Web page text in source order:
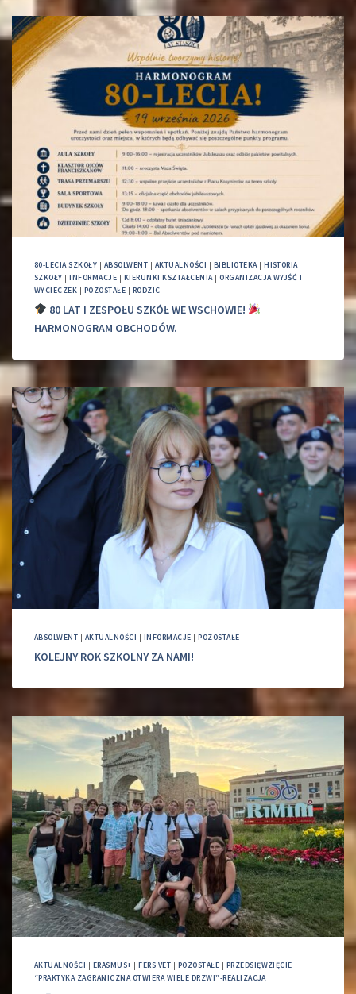
80-LECIA SZKOŁY | ABSOLWENT | AKTUALNOŚCI | BIBLIOTEKA|HISTORIA
SZKOŁY |INFORMACJE | KIERUNKI KSZTAŁCENIA|ORGANIZACJA WYJŚĆ I
WYCIECZEK | POZOSTAŁE | RODZIC
80 LAT I ZESPOŁU SZKÓŁ WE WSCHOWIE!
HARMONOGRAM OBCHODÓW.
ABSOLWENT | AKTUALNOŚCI | INFORMACJE |POZOSTAŁE
KOLEJNY ROK SZKOLNY ZA NAMI!
AKTUALNOŚCI | ERASMUS+ |FERS VET | POZOSTAŁE | PRZEDSIĘWZIĘCIE
“PRAKTYKA ZAGRANICZNA OTWIERA WIELE DRZWI”-REALIZACJA